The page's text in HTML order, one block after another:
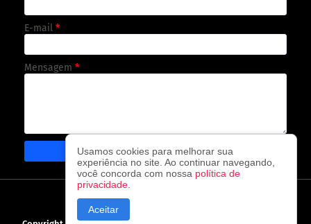
E-mail *
Mensagem *
CAPA CONTATO
Usamos cookies para melhorar sua
experiência no site. Ao continuar navegando,
você concorda com nossa política de
privacidade
Aceitar